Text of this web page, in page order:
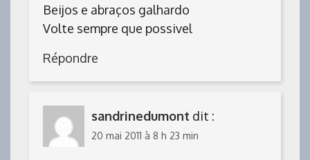
Beijos e abraços galhardo
Volte sempre que possivel
Répondre
sandrinedumont dit :
20 mai 2011 à 8 h 23 min